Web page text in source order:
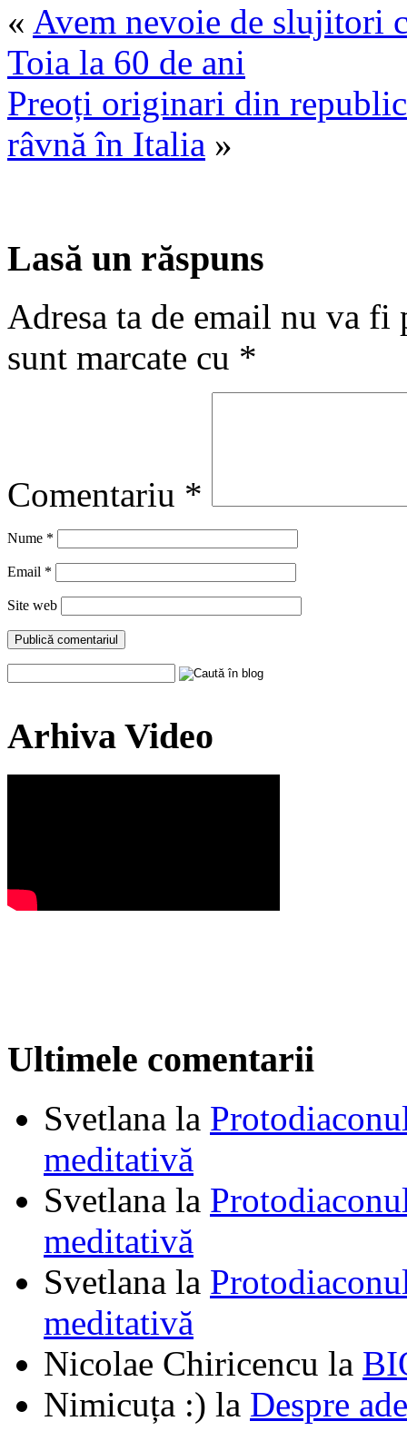
« Avem nevoie de slujitori
Toia la 60 de ani
Preoți originari din
râvnă în Italia »
Lasă un răspuns
Adresa ta de email nu va fi
sunt marcate cu *
Comentariu *
Nume *
Email *
Site web
Arhiva Video
Ultimele comentarii
Svetlana la
meditativă
Svetlana la
meditativă
Svetlana la
meditativă
Nicolae Chiricencu la
Nimicuța :) la Despre